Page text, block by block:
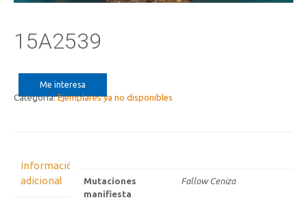
15A2539
Me interesa
Categoría:Ejemplares ya no disponibles
Información
adicional
Mutaciones
manifiesta
Fallow Ceniza